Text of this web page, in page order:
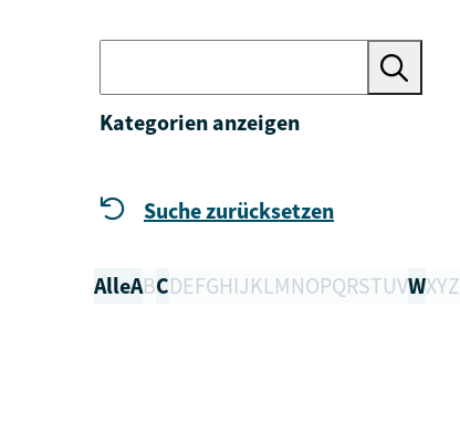
Kategorien anzeigen
Suche zurücksetzen
AlleABCDEFGHIJKLMNOPQRSTUVWXYZ